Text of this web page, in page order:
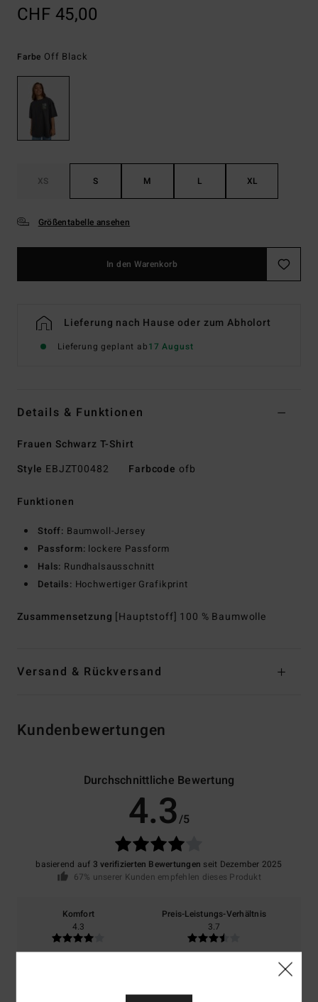
CHF 45,00
Farbe Off Black
XS S M L XL
Größentabelle ansehen
In den Warenkorb
Lieferung nach Hause oder zum Abholort
Lieferung geplant ab17 August
Details & Funktionen
Frauen Schwarz T-Shirt
Style EBJZT00482 Farbcode ofb
Funktionen
Stoff: Baumwoll-Jersey
Passform: lockere Passform
Hals: Rundhalsausschnitt
Details: Hochwertiger Grafikprint
Zusammensetzung [Hauptstoff] 100 % Baumwolle
Versand & Rückversand
Kundenbewertungen
Durchschnittliche Bewertung
4.3/5
basierend auf 3 verifizierten Bewertungen seit Dezember 2025
67% unserer Kunden empfehlen dieses Produkt
Komfort
4.3
Preis-Leistungs-Verhältnis
3.7
Zu groß